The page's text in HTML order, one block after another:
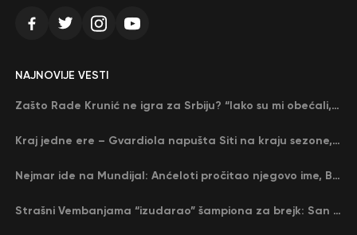
NAJNOVIJE VESTI
Zašto Rade Krunić ne igra za Srbiju? “Iako su mi obećali, niko me nije zvao…”
Kraj jedne ere – Gvardiola napušta Siti na kraju sezone, menja ga njegov nekadašnji rival
Nejmar ide na Mundijal: Anćeloti pročitao njegovo ime, Brazil u delirijumu (VIDEO)
Strašni Vembanjama “izudarao” šampiona za brejk: San Antonio poveo protiv Oklahome